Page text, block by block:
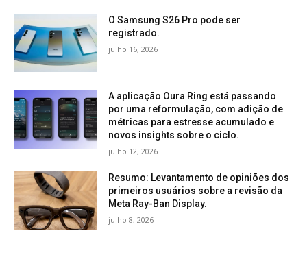
O Samsung S26 Pro pode ser
registrado.
julho 16, 2026
A aplicação Oura Ring está passando
por uma reformulação, com adição de
métricas para estresse acumulado e
novos insights sobre o ciclo.
julho 12, 2026
Resumo: Levantamento de opiniões dos
primeiros usuários sobre a revisão da
Meta Ray-Ban Display.
julho 8, 2026